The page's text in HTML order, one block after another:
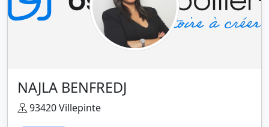
NAJLA BENFREDJ
93420 Villepinte